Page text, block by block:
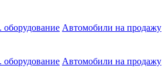
оборудование Автомобили на продажу
оборудование Автомобили на продажу